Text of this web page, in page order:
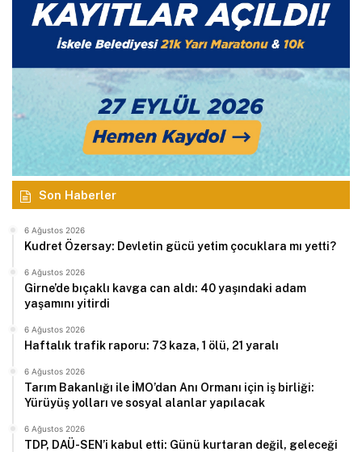
Son Haberler
6 Ağustos 2026
Kudret Özersay: Devletin gücü yetim çocuklara mı yetti?
6 Ağustos 2026
Girne’de bıçaklı kavga can aldı: 40 yaşındaki adam
yaşamını yitirdi
6 Ağustos 2026
Haftalık trafik raporu: 73 kaza, 1 ölü, 21 yaralı
6 Ağustos 2026
Tarım Bakanlığı ile İMO’dan Anı Ormanı için iş birliği:
Yürüyüş yolları ve sosyal alanlar yapılacak
6 Ağustos 2026
TDP, DAÜ-SEN’i kabul etti: Günü kurtaran değil, geleceği